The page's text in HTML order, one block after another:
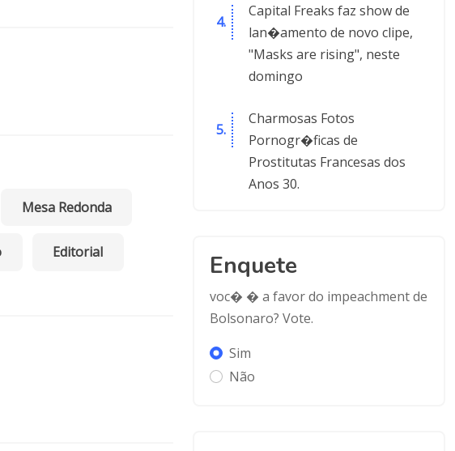
Mesa Redonda
Editorial
Capital Freaks faz show de
lan�amento de novo clipe,
"Masks are rising", neste
domingo
Charmosas Fotos
Pornogr�ficas de
Prostitutas Francesas dos
Anos 30.
Enquete
voc� � a favor do impeachment de
Bolsonaro? Vote.
Sim
Não